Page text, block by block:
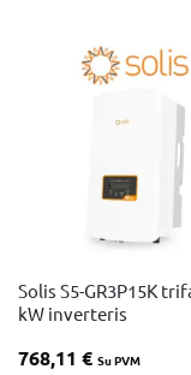
Solis S5-GR3P15K
kW inverteris
768,11 € Su PVM